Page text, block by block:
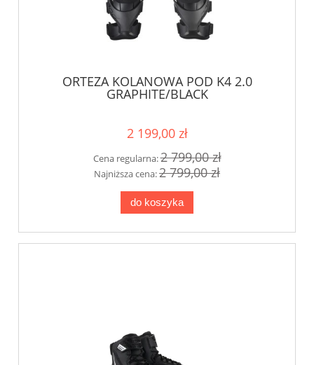
ORTEZA KOLANOWA POD K4 2.0
GRAPHITE/BLACK
2 199,00 zł
Cena regularna:2 799,00 zł
Najniższa cena:2 799,00 zł
do koszyka